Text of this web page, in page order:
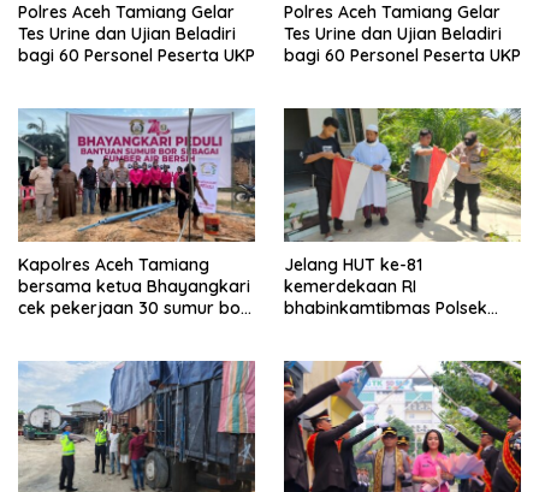
Polres Aceh Tamiang Gelar
Tes Urine dan Ujian Beladiri
bagi 60 Personel Peserta UKP
Polres Aceh Tamiang Gelar
Tes Urine dan Ujian Beladiri
bagi 60 Personel Peserta UKP
Kapolres Aceh Tamiang
bersama ketua Bhayangkari
cek pekerjaan 30 sumur bor
Jelang HUT ke-81
kemerdekaan RI
bhabinkamtibmas Polsek
bendera merah putih